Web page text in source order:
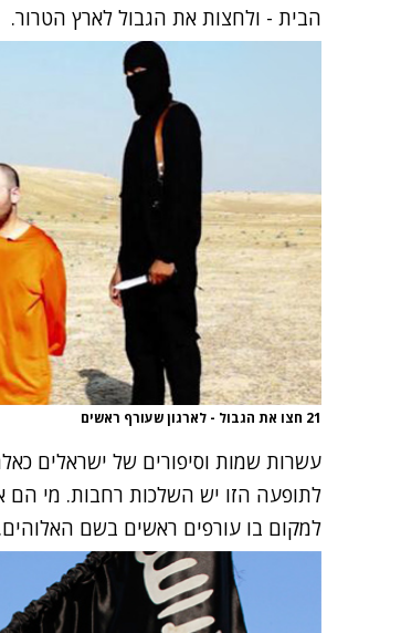
הבית - ולחצות את הגבול לארץ הטרור.
21 חצו את הגבול - לארגון שעורף ראשים
עשרות שמות וסיפורים של ישראלים
לתופעה הזו יש השלכות רחבות. מי הם
למקום בו עורפים ראשים בשם האלוהים.